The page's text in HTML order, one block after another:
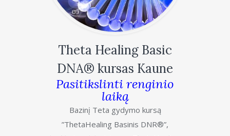
Theta Healing Basic
DNA® kursas Kaune
Pasitikslinti renginio
laiką
Bazinį Teta gydymo kursą
”ThetaHealing Basinis DNR®”,